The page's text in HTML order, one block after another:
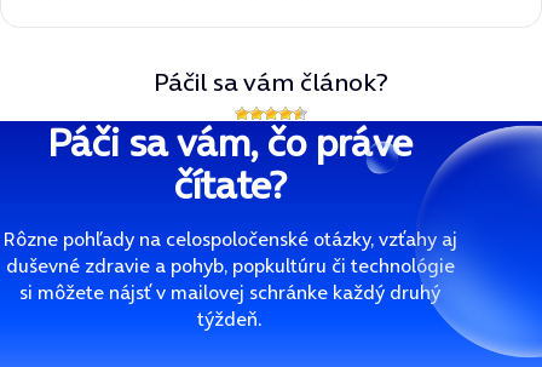
Páčil sa vám článok?
Páči sa vám, čo práve
čítate?
Rôzne pohľady na celospoločenské otázky, vzťahy aj
duševné zdravie a pohyb, popkultúru či technológie
si môžete nájsť v mailovej schránke každý druhý
týždeň.